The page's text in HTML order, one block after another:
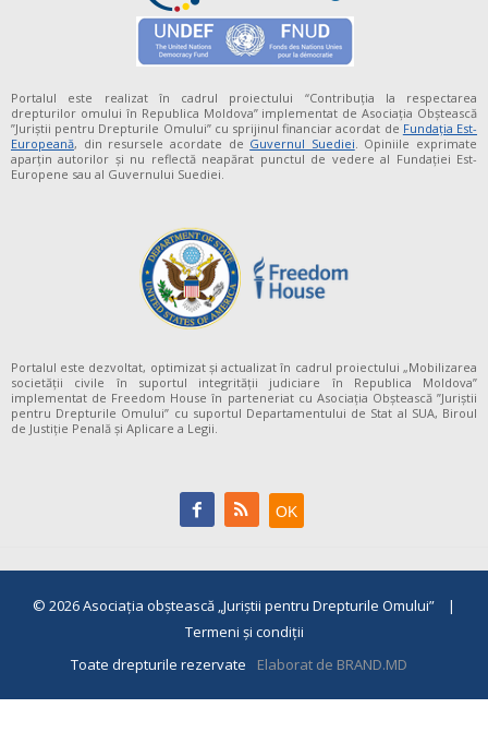
Portalul este realizat în cadrul proiectului “Contribuția la respectarea
drepturilor omului în Republica Moldova” implementat de Asociația Obștească
”Juriștii pentru Drepturile Omului” cu sprijinul financiar acordat de Fundaţia Est-
Europeană, din resursele acordate de Guvernul Suediei. Opiniile exprimate
aparţin autorilor şi nu reflectă neapărat punctul de vedere al Fundației Est-
Europene sau al Guvernului Suediei.
Portalul este dezvoltat, optimizat și actualizat în cadrul proiectului „Mobilizarea
societății civile în suportul integrității judiciare în Republica Moldova”
implementat de Freedom House în parteneriat cu Asociația Obștească ”Juriștii
pentru Drepturile Omului” cu suportul Departamentului de Stat al SUA, Biroul
de Justiție Penală și Aplicare a Legii.
© 2026Asociaţia obştească „Juriştii pentru Drepturile Omului” |
Termeni și condiții
Toate drepturile rezervate
Elaborat de BRAND.MD